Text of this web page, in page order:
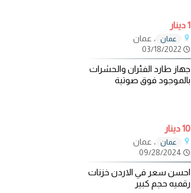
1 دينار
عمان ، عمان
03/18/2022
جهاز طارد الفئران والحشرات
بالموجود فوق صوتية
10 دينار
عمان ، عمان
09/28/2024
احسن سعر في الاردن خزنات
رقميه حجم كبير